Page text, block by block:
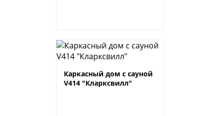
Каркасный дом с сауной
V414 "Кларксвилл"